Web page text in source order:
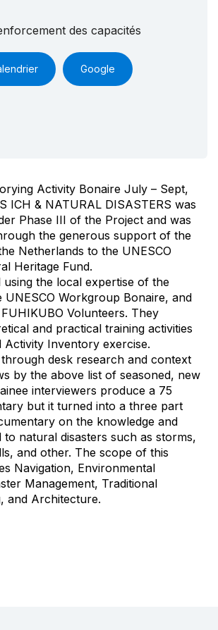
des capacités
Google
Activity Bonaire July – Sept,
ICH & NATURAL DISASTERS was
Phase III of the Project and was
the generous support of the
Netherlands to the UNESCO
Heritage Fund.
using the local expertise of the
UNESCO Workgroup Bonaire, and
Volunteers. They
and practical training activities
Activity Inventory exercise.
desk research and context
by the above list of seasoned, new
interviewers produce a 75
but it turned into a three part
on the knowledge and
to natural disasters such as storms,
and other. The scope of this
Navigation, Environmental
Management, Traditional
and Architecture.